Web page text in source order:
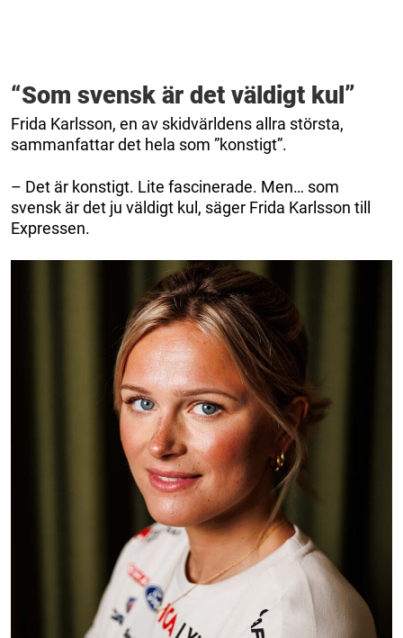
“Som svensk är det väldigt kul”
Frida Karlsson, en av skidvärldens allra största,
sammanfattar det hela som ”konstigt”.
– Det är konstigt. Lite fascinerade. Men… som
svensk är det ju väldigt kul, säger Frida Karlsson till
Expressen.